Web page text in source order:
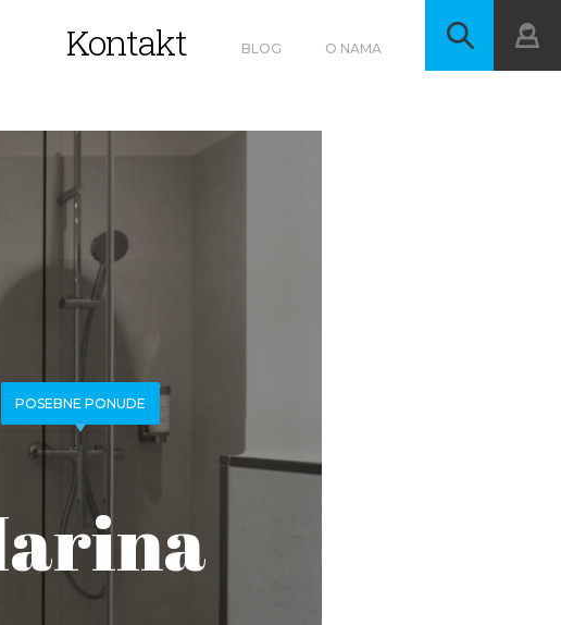
Kontakt BLOG O NAMA
POSEBNE PONUDE